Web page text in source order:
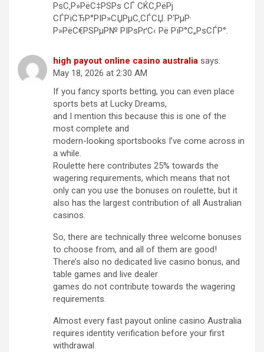
РѕС‚Р»РёС‡РЅРѕ СЃ СЌС‚РёРј
СЃРїСЂР°РІР»СЏРµС‚СЃСЏ. Р‘РµР·
Р»РёС€РЅРµР№ РІРѕРґС‹ Рё РїР°С„РѕСЃР°.
high payout online casino australia says:
May 18, 2026 at 2:30 AM
If you fancy sports betting, you can even place
sports bets at Lucky Dreams,
and I mention this because this is one of the
most complete and
modern-looking sportsbooks I’ve come across in
a while.
Roulette here contributes 25% towards the
wagering requirements, which means that not
only can you use the bonuses on roulette, but it
also has the largest contribution of all Australian
casinos.
So, there are technically three welcome bonuses
to choose from, and all of them are good!
There’s also no dedicated live casino bonus, and
table games and live dealer
games do not contribute towards the wagering
requirements.
Almost every fast payout online casino Australia
requires identity verification before your first
withdrawal.